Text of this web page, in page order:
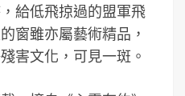
給低飛掠過的盟軍飛
窗雖亦屬藝術精品，
害文化，可見一斑。